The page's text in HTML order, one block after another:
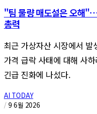
"팀 물량 매도설은 오해
총력
최근 가상자산 시장에서 발
가격 급락 사태에 대해 사
긴급 진화에 나섰다.
AI TODAY
/ 9 6월 2026